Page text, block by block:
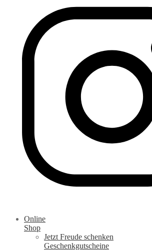
Online
Shop
Jetzt Freude schenken
Geschenkgutscheine